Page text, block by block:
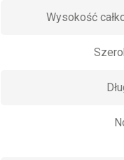
Wysokość